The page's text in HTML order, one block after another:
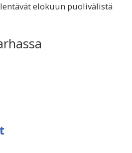
elokuun puolivälistä